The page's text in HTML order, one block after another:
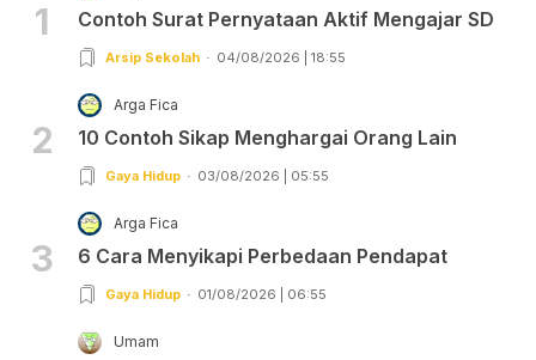
1 Contoh Surat Pernyataan Aktif Mengajar SD
Arsip Sekolah 04/08/2026 | 18:55
2
Arga Fica
10 Contoh Sikap Menghargai Orang Lain
Gaya Hidup 03/08/2026 | 05:55
3
Arga Fica
6 Cara Menyikapi Perbedaan Pendapat
Gaya Hidup 01/08/2026 | 06:55
Umam